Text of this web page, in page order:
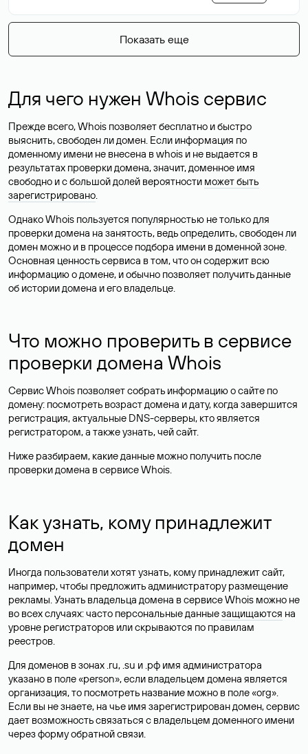
Показать еще
Для чего нужен Whois сервис
Прежде всего, Whois позволяет бесплатно и быстро
выяснить, свободен ли домен. Если информация по
доменному имени не внесена в whois и не выдается в
результатах проверки домена, значит, доменное имя
свободно и с большой долей вероятности может быть
зарегистрировано.
Однако Whois пользуется популярностью не только для
проверки домена на занятость, ведь определить, свободен ли
домен можно и в процессе подбора имени в доменной зоне.
Основная ценность сервиса в том, что он содержит всю
информацию о домене, и обычно позволяет получить данные
об истории домена и его владельце.
Что можно проверить в сервисе
проверки домена Whois
Сервис Whois позволяет собрать информацию о сайте по
домену: посмотреть возраст домена и дату, когда завершится
регистрация, актуальные DNS-серверы, кто является
регистратором, а также узнать, чей сайт.
Ниже разбираем, какие данные можно получить после
проверки домена в сервисе Whois.
Как узнать, кому принадлежит
домен
Иногда пользователи хотят узнать, кому принадлежит сайт,
например, чтобы предложить администратору размещение
рекламы. Узнать владельца домена в сервисе Whois можно не
во всех случаях: часто персональные данныезащищаются на
уровне регистраторов или скрываются по правилам
реестров.
Для доменов в зонах .ru, .su и .рф имя администратора
указано в поле «person», если владельцем домена является
организация, то посмотреть название можно в поле «org».
Если вы не знаете, на чье имя зарегистрирован домен, сервис
дает возможность связаться с владельцем доменного имени
через форму обратной связи.